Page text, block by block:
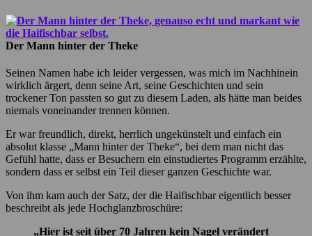
Der Mann hinter der Theke
Seinen Namen habe ich leider vergessen, was mich im Nachhinein
wirklich ärgert, denn seine Art, seine Geschichten und sein
trockener Ton passten so gut zu diesem Laden, als hätte man beides
niemals voneinander trennen können.
Er war freundlich, direkt, herrlich ungekünstelt und einfach ein
absolut klasse „Mann hinter der Theke“, bei dem man nicht das
Gefühl hatte, dass er Besuchern ein einstudiertes Programm erzählte,
sondern dass er selbst ein Teil dieser ganzen Geschichte war.
Von ihm kam auch der Satz, der die Haifischbar eigentlich besser
beschreibt als jede Hochglanzbroschüre:
„Hier ist seit über 70 Jahren kein Nagel verändert